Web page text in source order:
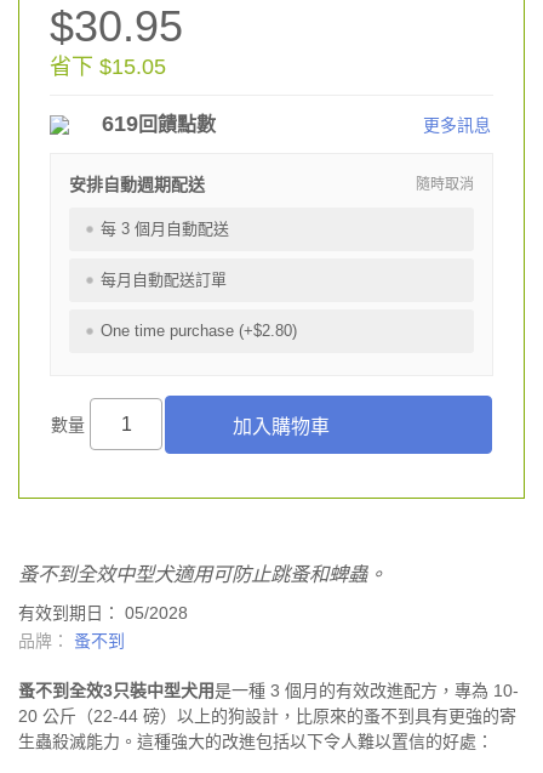
$30.95
省下 $15.05
619回饋點數 更多訊息
隨時取消
安排自動週期配送
每 3 個月自動配送
每月自動配送訂單
One time purchase (+$2.80)
數量
蚤不到全效中型犬適用可防止跳蚤和蜱蟲。
有效到期日： 05/2028
品牌：
蚤不到
蚤不到全效3只裝中型犬用是一種 3 個月的有效改進配方，專為 10-
20 公斤（22-44 磅）以上的狗設計，比原來的蚤不到具有更強的寄
生蟲殺滅能力。這種強大的改進包括以下令人難以置信的好處：